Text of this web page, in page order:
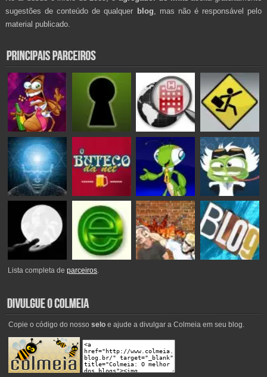
sugestões de conteúdo de qualquer blog , mas não é responsável pelo
material publicado.
Lista completa deparceiros.
Copie o código do nosso seloe ajude a divulgar a Colmeia em seu blog.